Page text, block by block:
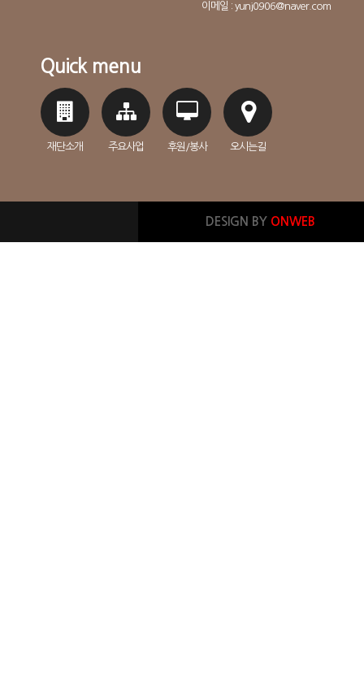
이메일 : yunj0906@naver.com
Quick menu
재단소개 주요사업 후원/봉사 오시는길
DESIGN BY ONWEB